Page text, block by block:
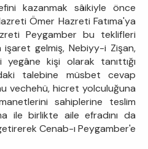
kazanmak sâikiyle önce
Ömer Hazreti Fatıma'ya
Peygamber bu teklifleri
gelmiş, Nebiyy-i Zişan,
yegâne kişi olarak tanıttığı
talebine müsbet cevap
vechehü, hicret yolculuğuna
sahiplerine teslim
ile birlikte aile efradını da
Cenab-ı Peygamber'e